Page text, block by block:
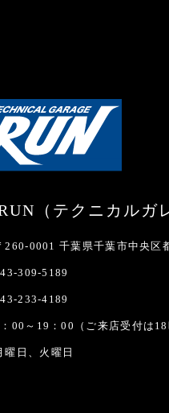
（テクニカルガ
260-0001 千葉県千葉市中央区
309-5189
233-4189
00～19：00（ご来店受付は18
曜日、火曜日